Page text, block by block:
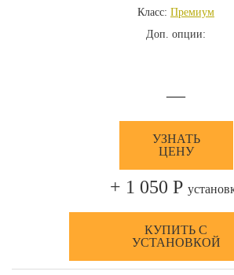
Класс: Премиум
Доп. опции:
—
УЗНАТЬ
ЦЕНУ
+ 1 050 Р
КУПИТЬ С
УСТАНОВКОЙ